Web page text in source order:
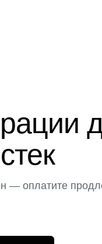
— оплатите